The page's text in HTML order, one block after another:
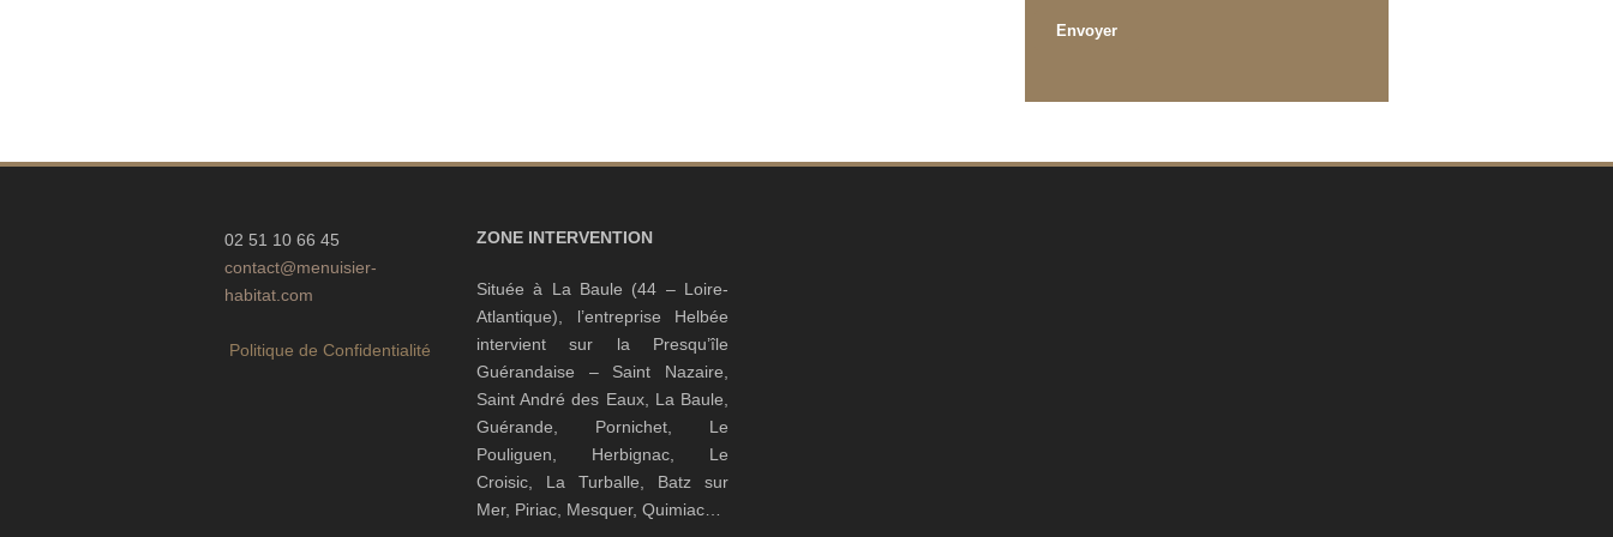
02 51 10 66 45
contact@menuisier-
habitat.com
Politique de Confidentialité
ZONE INTERVENTION
Située à La Baule (44 – Loire-
Atlantique), l’entreprise Helbée
intervient sur la Presqu’île
Guérandaise – Saint Nazaire,
Saint André des Eaux, La Baule,
Guérande, Pornichet, Le
Pouliguen, Herbignac, Le
Croisic, La Turballe, Batz sur
Mer, Piriac, Mesquer, Quimiac…